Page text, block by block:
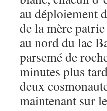
au déploiement
de la mère
au nord du lac
parsemé de
minutes plus
deux
maintenant sur